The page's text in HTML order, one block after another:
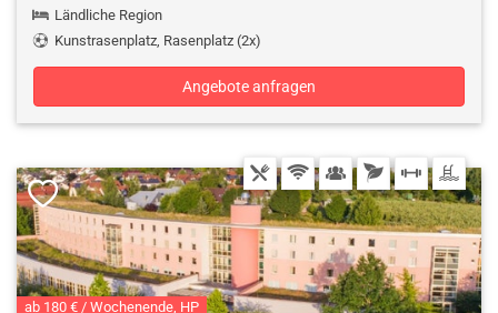
Ländliche Region
Kunstrasenplatz, Rasenplatz (2x)
Angebote anfragen
ab 180 € / Wochenende, HP